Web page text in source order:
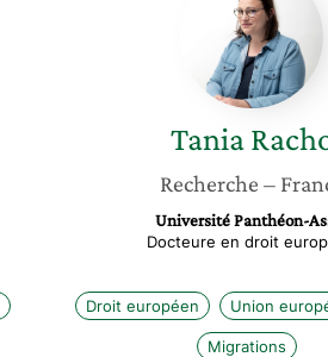
Tania
Recherche –
Université Panthéon-
Docteure en droit
Droit européen Union
Migrations